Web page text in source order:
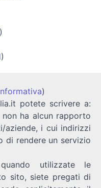
)
)
)
potete scrivere a:
ha alcun rapporto
aziende, i cui indirizzi
di rendere un servizio
utilizzate le
sito, siete pregati di